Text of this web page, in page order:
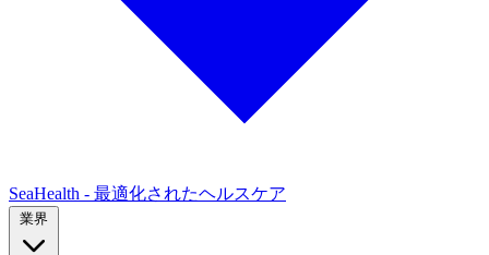
SeaHealth - 最適化されたヘルスケア